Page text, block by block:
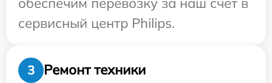
сервисный центр Philips.
3
Ремонт техники